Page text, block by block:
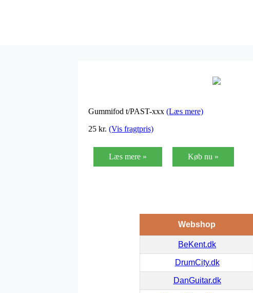
Gummifod t/PAST-xxx (Læs mere)
25 kr. (Vis fragtpris)
Læs mere » Køb nu »
Webshop
BeKent.dk
DrumCity.dk
DanGuitar.dk